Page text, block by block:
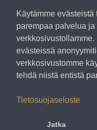
Käytämme evästeistä
parempaa palvelua
evästeissä
verkkosivustomme
tehdä niistä entistä
Tietosuojaseloste
Jatka
TOPFOODS